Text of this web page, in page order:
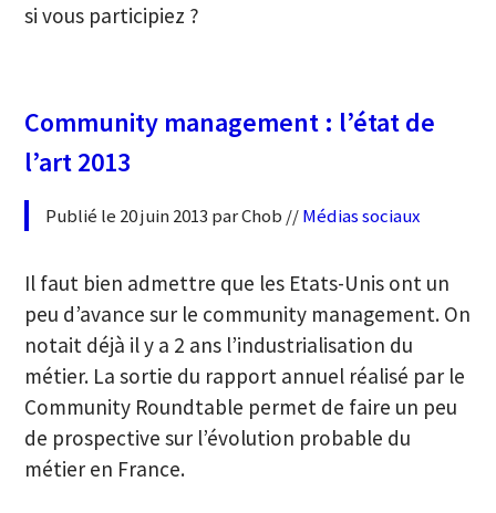
si vous participiez ?
Community management : l’état de
l’art 2013
Publié le 20 juin 2013 par Chob //Médias sociaux
Il faut bien admettre que les Etats-Unis ont un
peu d’avance sur le community management. On
notait déjà il y a 2 ans l’industrialisation du
métier. La sortie du rapport annuel réalisé par le
Community Roundtable permet de faire un peu
de prospective sur l’évolution probable du
métier en France.